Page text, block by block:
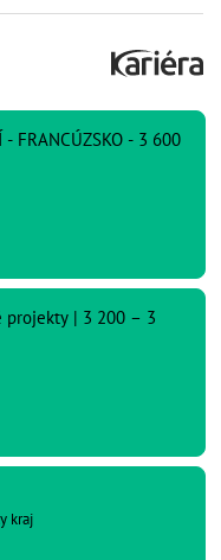
- FRANCÚZSKO - 3 600
projekty | 3 200 – 3
kraj